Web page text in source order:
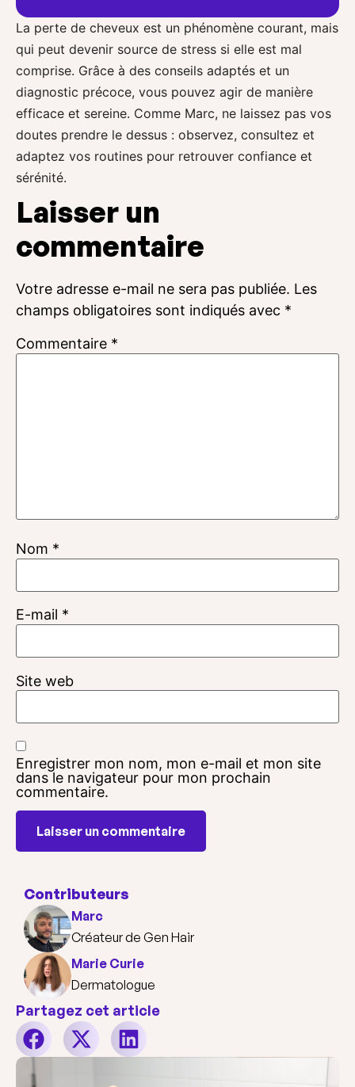
Contributeurs
Marc
Créateur de Gen Hair
Marie Curie
Dermatologue
Partagez cet article
La perte de cheveux est un phénomène courant, mais
qui peut devenir source de stress si elle est mal
comprise. Grâce à des conseils adaptés et un
diagnostic précoce, vous pouvez agir de manière
efficace et sereine. Comme Marc, ne laissez pas vos
doutes prendre le dessus : observez, consultez et
adaptez vos routines pour retrouver confiance et
sérénité.
Laisser un
commentaire
Votre adresse e-mail ne sera pas publiée. Les
champs obligatoires sont indiqués avec *
Commentaire *
Nom *
E-mail *
Site web
Enregistrer mon nom, mon e-mail et mon site
dans le navigateur pour mon prochain
commentaire.